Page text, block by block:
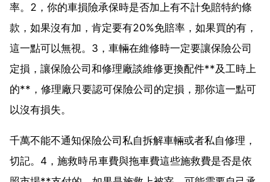
率。2，你的車損險承保時是否加上有不計免賠特約條
款，如果沒有加，肯定要有20%免賠率，如果買的有，
這一點可以無視。3，車輛在維修時一定要讓保險公司
定損，讓保險公司和修理廠談維修更換配件**及工時上
的**，修理廠只要認可保險公司的定損，那你這一點可
以沒有損失。
千萬不能不通知保險公司私自拆解車輛或者私自修理，
切記。4，施救時吊車費與拖車費這些施救費是否是依